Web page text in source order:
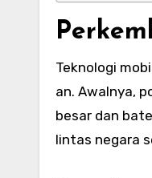
Teknologi
an. Awalnya,
besar dan
lintas negara